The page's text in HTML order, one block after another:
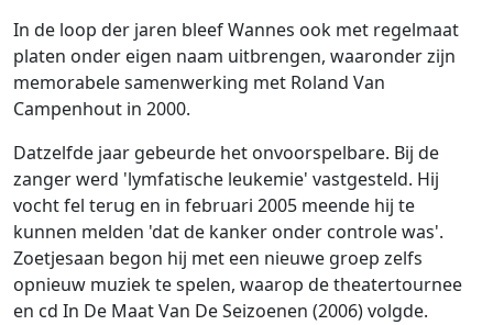
In de loop der jaren bleef Wannes ook met regelmaat
platen onder eigen naam uitbrengen, waaronder zijn
memorabele samenwerking met Roland Van
Campenhout in 2000.
Datzelfde jaar gebeurde het onvoorspelbare. Bij de
zanger werd 'lymfatische leukemie' vastgesteld. Hij
vocht fel terug en in februari 2005 meende hij te
kunnen melden 'dat de kanker onder controle was'.
Zoetjesaan begon hij met een nieuwe groep zelfs
opnieuw muziek te spelen, waarop de theatertournee
en cd In De Maat Van De Seizoenen (2006) volgde.